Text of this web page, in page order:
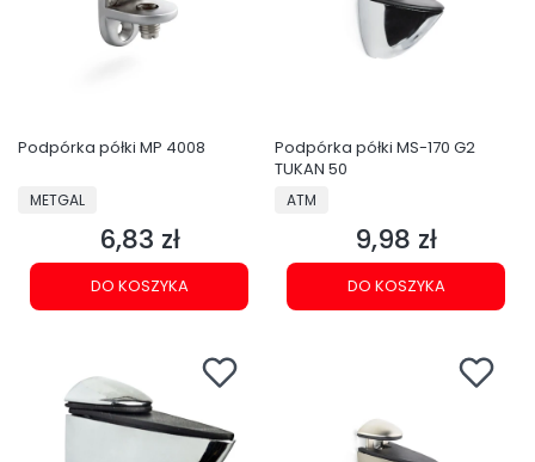
Podpórka półki MP 4008
PRODUCENT
METGAL
Cena
6,83 zł
DO KOSZYKA
Podpórka półki MS-170 G2
TUKAN 50
PRODUCENT
ATM
Cena
9,98 zł
DO KOSZYKA